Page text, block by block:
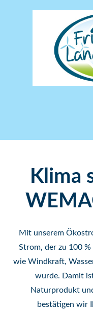
Klima
Mit unserem
Strom, der zu 100
wie Windkraft,
wurde. Damit
Naturprodukt
bestätigen wir